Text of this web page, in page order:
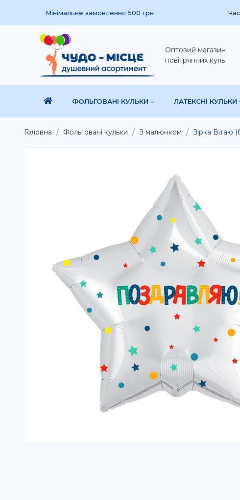
Мінімальне замовлення 500 грн
Оптовий магазин
повітрянних куль
ФОЛЬГОВАНІ КУЛЬКИ ЛАТЕКСНІ КУЛЬКИ
Головна Фольговані кульки З малюнком Зірка Вітаю